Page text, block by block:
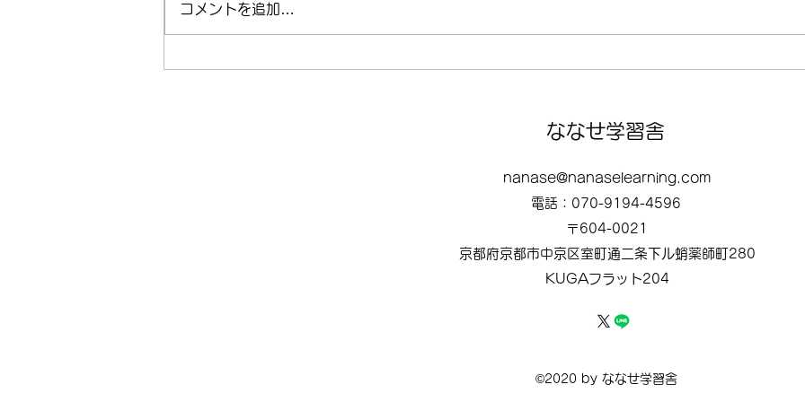
コメントを追加…
​​ななせ学習舎
nanase@nanaselearning.com
電話：070-9194-4596
〒604-0021
京都府京都市中京区室町通二条下ル蛸薬師町280
KUGAフラット204
©2020 by ななせ学習舎